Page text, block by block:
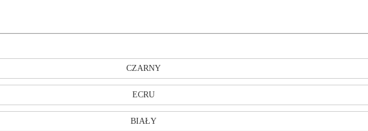
CZARNY
ECRU
BIAŁY